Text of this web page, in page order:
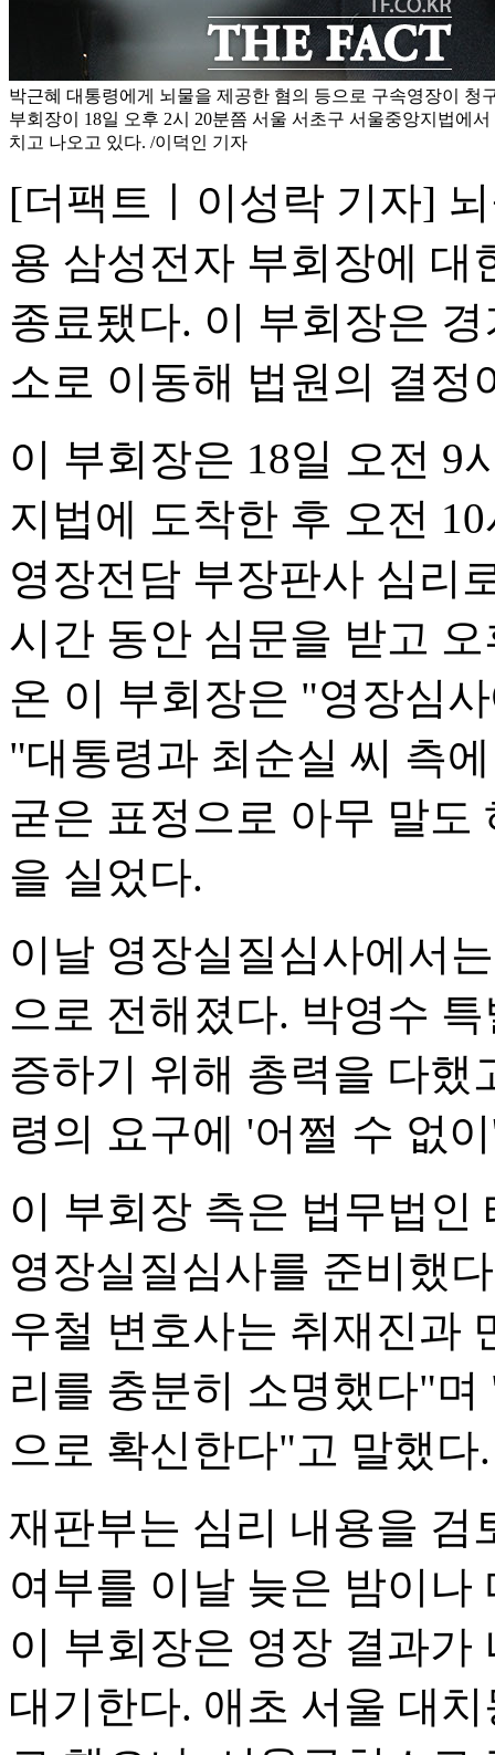
박근혜 대통령에게 뇌물을 제공한 혐의 등으로 구속영장이 청
부회장이 18일 오후 2시 20분쯤 서울 서초구 서울중앙지법에
치고 나오고 있다. /이덕인 기자
[더팩트ㅣ이성락 기자]
용 삼성전자 부회장에 대
종료됐다. 이 부회장은
소로 이동해 법원의 결정
이 부회장은 18일 오전 9
지법에 도착한 후 오전
영장전담 부장판사 심리
시간 동안 심문을 받고
온 이 부회장은 "영장심
"대통령과 최순실 씨 측
굳은 표정으로 아무 말도
을 실었다.
이날 영장실질심사에서
으로 전해졌다. 박영수
증하기 위해 총력을 다했
령의 요구에 '어쩔 수 없
이 부회장 측은 법무법인
영장실질심사를 준비했
우철 변호사는 취재진과
리를 충분히 소명했다"
으로 확신한다"고 말했다.
재판부는 심리 내용을 검
여부를 이날 늦은 밤이나
이 부회장은 영장 결과가
대기한다. 애초 서울 대